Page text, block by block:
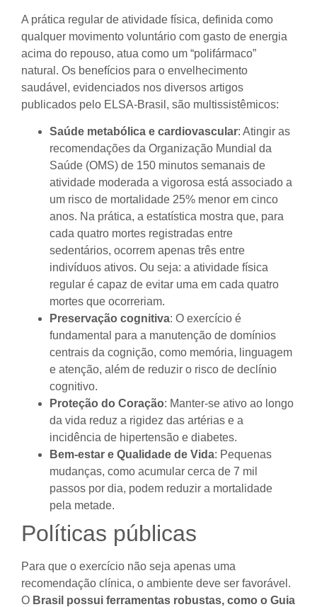
A prática regular de atividade física, definida como
qualquer movimento voluntário com gasto de energia
acima do repouso, atua como um “polifármaco”
natural. Os benefícios para o envelhecimento
saudável, evidenciados nos diversos artigos
publicados pelo ELSA-Brasil, são multissistêmicos:
Saúde metabólica e cardiovascular: Atingir as
recomendações da Organização Mundial da
Saúde (OMS) de 150 minutos semanais de
atividade moderada a vigorosa está associado a
um risco de mortalidade 25% menor em cinco
anos. Na prática, a estatística mostra que, para
cada quatro mortes registradas entre
sedentários, ocorrem apenas três entre
indivíduos ativos. Ou seja: a atividade física
regular é capaz de evitar uma em cada quatro
mortes que ocorreriam.
Preservação cognitiva: O exercício é
fundamental para a manutenção de domínios
centrais da cognição, como memória, linguagem
e atenção, além de reduzir o risco de declínio
cognitivo.
Proteção do Coração: Manter-se ativo ao longo
da vida reduz a rigidez das artérias e a
incidência de hipertensão e diabetes.
Bem-estar e Qualidade de Vida: Pequenas
mudanças, como acumular cerca de 7 mil
passos por dia, podem reduzir a mortalidade
pela metade.
Políticas públicas
Para que o exercício não seja apenas uma
recomendação clínica, o ambiente deve ser favorável.
O Brasil possui ferramentas robustas, como o Guia